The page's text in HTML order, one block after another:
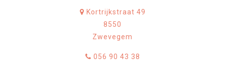
Kortrijkstraat 49
8550
Zwevegem
056 90 43 38